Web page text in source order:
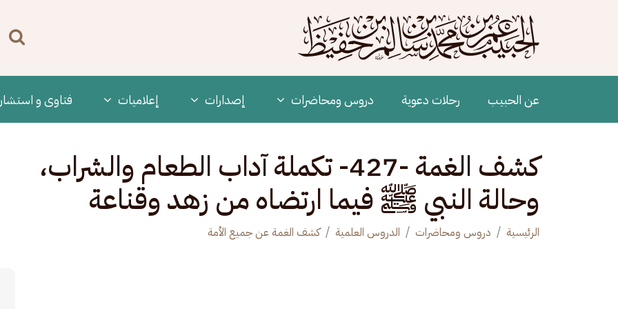
Main navigation
عن الحبيب رحلات دعوية دروس ومحاضرات ‫إصدارات إعلاميات فتاوى و
كشف الغمة -427- تكملة آداب الطعام والشراب،
وحالة النبي ﷺ فيما ارتضاه من زهد وقناعة
الرئيسية دروس ومحاضرات الدروس العلمية كشف الغمة عن جميع الأمة